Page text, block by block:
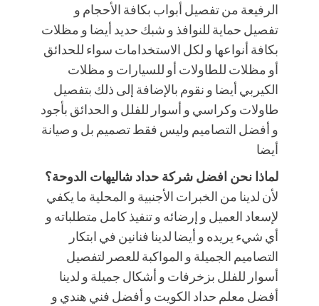
الرفيعة من تفصيل أبواب بكافة الأحجام و
تفصيل حماية للنوافذ و شبك حديد أيضا و مظلات
بكافة أنواعها و لكل الاستخدامات سواء للحدائق
أو مظلات للطاولات أو للسيارات و مظلات
الكيربي أيضا و نقوم بالإضافة إلى ذلك بتفصيل
طاولات وكراسي و أسوار للفلل و الحدائق بأجود
و أفضل التصاميم وليس فقط تصميم بل و صيانة
أيضا
لماذا نحن افضل شركة حداد شاليهات الدوحة؟
لأن لدينا من الخبرات الأجنبية و المحلية ما يكفي
لإسعاد العميل و إرضائه و تنفيذ كامل متطلباته و
أي شيء يريده و أيضا لدينا فنانين في ابتكار
التصاميم الجميلة و المواكبة للعصر لتفصيل
أسوار للفلل بزخرفات و أشكال جميلة و لدينا
أفضل معلم حداد الكويت و أفضل فني هندي و